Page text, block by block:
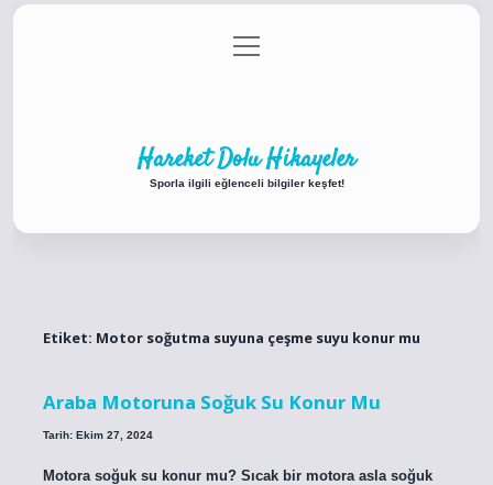
Gizlilik Politikası
menüyü
aç
Hareket Dolu Hikayeler
Sporla ilgili eğlenceli bilgiler keşfet!
Etiket: Motor soğutma suyuna çeşme suyu konur mu
Araba Motoruna Soğuk Su Konur Mu
Tarih: Ekim 27, 2024
Motora soğuk su konur mu? Sıcak bir motora asla soğuk